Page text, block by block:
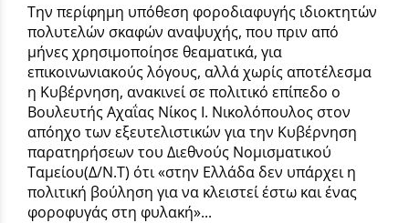
Την περίφημη υπόθεση φοροδιαφυγής ιδιοκτητών
πολυτελών σκαφών αναψυχής, που πριν από
μήνες χρησιμοποίησε θεαματικά, για
επικοινωνιακούς λόγους, αλλά χωρίς αποτέλεσμα
η Κυβέρνηση, ανακινεί σε πολιτικό επίπεδο ο
Βουλευτής Αχαΐας Νίκος Ι. Νικολόπουλος στον
απόηχο των εξευτελιστικών για την Κυβέρνηση
παρατηρήσεων του Διεθνούς Νομισματικού
Ταμείου(Δ/Ν.Τ) ότι «στην Ελλάδα δεν υπάρχει η
πολιτική βούληση για να κλειστεί έστω και ένας
φοροφυγάς στη φυλακή»...